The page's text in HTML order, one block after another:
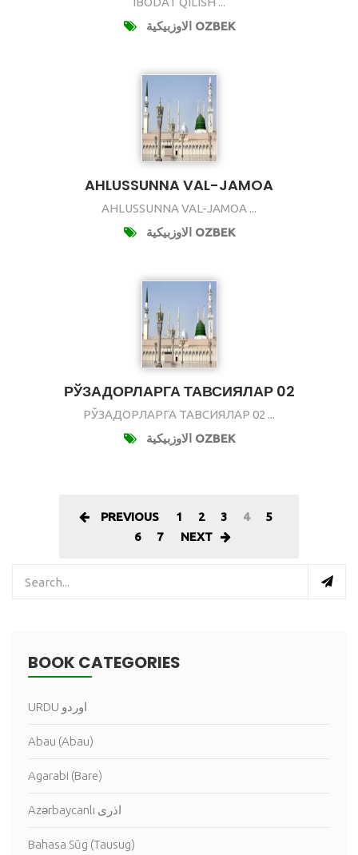
الاوزبيكية OZBEK
AHLUSSUNNA VAL-JAMOA
AHLUSSUNNA VAL-JAMOA ...
الاوزبيكية OZBEK
РЎЗАДОРЛАРГА ТАВСИЯЛАР 02
РЎЗАДОРЛАРГА ТАВСИЯЛАР 02 ...
الاوزبيكية OZBEK
PREVIOUS 1 2 3 4
5
6
7 NEXT
BOOK CATEGORIES
URDU اوردو
Abau (Abau)
Agarabi (Bare)
Azərbaycanlı اذرى
Bahasa Sūg (Tausug)